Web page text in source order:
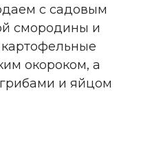
с садовым
смородины и
окороком, а
и яйцом